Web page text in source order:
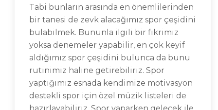
Tabi bunların arasında en önemlilerinden
bir tanesi de zevk alacağımız spor çeşidini
bulabilmek. Bununla ilgili bir fikrimiz
yoksa denemeler yapabilir, en çok keyif
aldığımız spor çeşidini bulunca da bunu
rutinimiz haline getirebiliriz. Spor
yaptığımız esnada kendimize motivasyon
destekli spor için özel müzik listeleri de